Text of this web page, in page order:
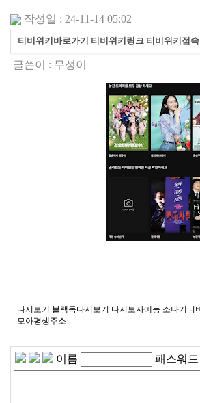
작성일 : 24-11-14 05:02
티비위키바로가기 티비위키링크 티비위키접속
글쓴이 : 무성이
다시보기 블랙독다시보기 다시보자예능 소나기
모아평생주소
이름 패스워드